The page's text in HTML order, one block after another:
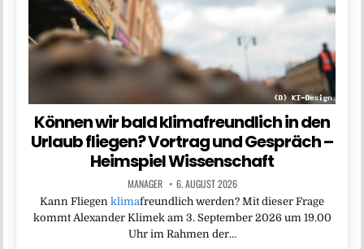
Können wir bald klimafreundlich in den
Urlaub fliegen? Vortrag und Gespräch –
Heimspiel Wissenschaft
MANAGER 6. AUGUST 2026
Kann Fliegen klimafreundlich werden? Mit dieser Frage
kommt Alexander Klimek am 3. September 2026 um 19.00
Uhr im Rahmen der…